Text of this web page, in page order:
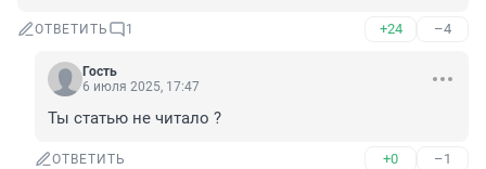
ОТВЕТИТЬ 1 +24 –4
Гость
6 июля 2025, 17:47
Ты статью не читало ?
ОТВЕТИТЬ +0 –1